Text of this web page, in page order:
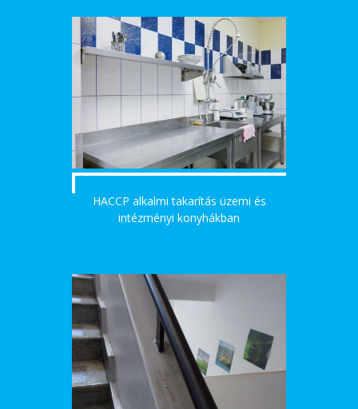
HACCP alkalmi takarítás üzemi és
intézményi konyhákban